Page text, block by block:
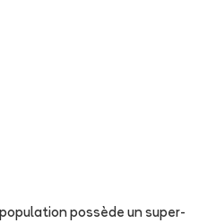
possède un super-